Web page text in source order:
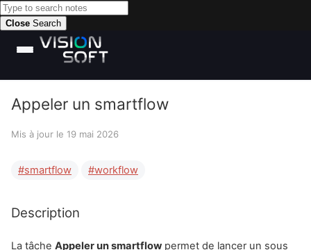
Close Search
Appeler un smartflow
Mis à jour le 19 mai 2026
smartflow workflow
Description
La tâche Appeler un smartflow permet de lancer un sous